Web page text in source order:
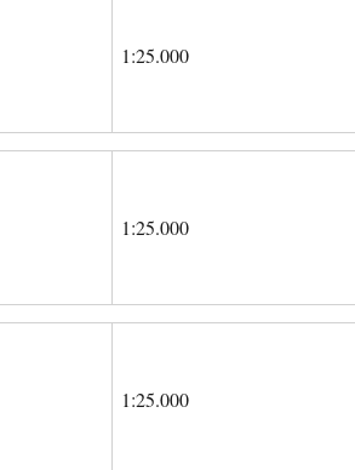
1:25.000
1:25.000
1:25.000